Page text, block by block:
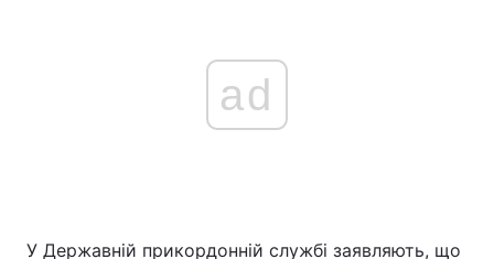
ad
У Державній прикордонній службі заявляють, що